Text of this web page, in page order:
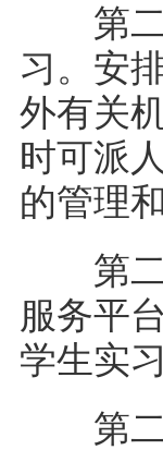
第二
习。安
外有关
时可派
的管理
第二
服务平
学生实
第二